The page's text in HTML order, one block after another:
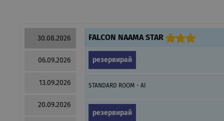
30.08.2026
06.09.2026
13.09.2026
20.09.2026
FALCON NAAMA STAR
резервирай
STANDARD ROOM - AI
резервирай